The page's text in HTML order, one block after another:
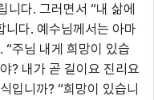
다. 그러면서 “내 삶에
니다. 예수님께서는 아마
주님 내게 희망이 있습
? 내가 곧 길이요 진리요
입니까? “희망이 있습니